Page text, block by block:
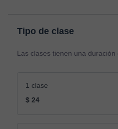
Tipo de clase
Las clases tienen una duración
1 clase
$ 24